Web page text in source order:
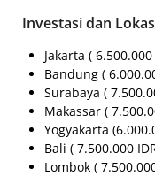
Investasi dan
Jakarta (
Bandung (
Surabaya (
Makassar (
Yogyakarta
Bali ( 7.500.000
Lombok (